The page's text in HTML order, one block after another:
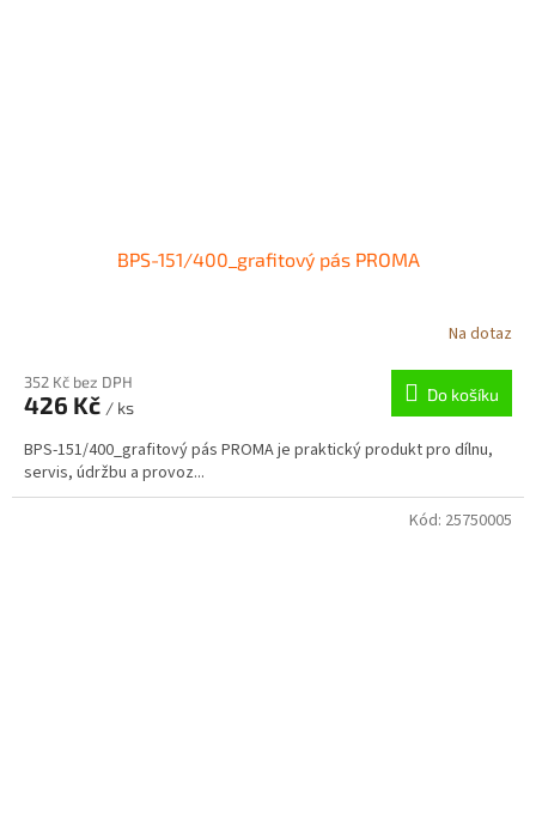
BPS-151/400_grafitový pás PROMA
Na dotaz
352 Kč bez DPH
426 Kč / ks
Do košíku
BPS-151/400_grafitový pás PROMA je praktický produkt pro dílnu,
servis, údržbu a provoz...
Kód: 25750005